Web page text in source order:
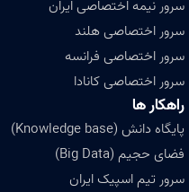
سرور نیمه اختصاصی ایران
سرور اختصاصی هلند
سرور اختصاصی فرانسه
سرور اختصاصی کانادا
راهکار ها
پایگاه دانش (Knowledge base)
فضای حجیم (Big Data)
سرور تیم اسپیک ایران